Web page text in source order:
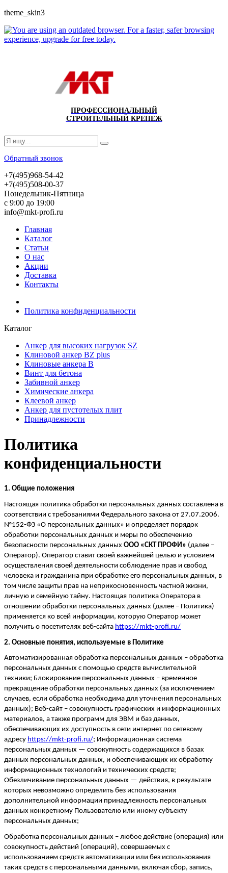
theme_skin3
ПРОФЕССИОНАЛЬНЫЙ
СТРОИТЕЛЬНЫЙ КРЕПЕЖ
Обратный звонок
+7(495)968-54-42
+7(495)508-00-37
Понедельник-Пятница
с 9:00 до 19:00
info@mkt-profi.ru
Главная
Каталог
Статьи
О нас
Акции
Доставка
Контакты
Политика конфиденциальности
Каталог
Анкер для высоких нагрузок SZ
Клиновой анкер BZ plus
Клиновые анкера В
Винт для бетона
Забивной анкер
Химические анкера
Клеевой анкер
Анкеp для пустотелых плит
Принадлежности
Политика
конфиденциальности
1. Общие положения
Настоящая политика обработки персональных данных составлена в
соответствии с требованиями Федерального закона от 27.07.2006.
№152-ФЗ «О персональных данных» и определяет порядок
обработки персональных данных и меры по обеспечению
безопасности персональных данных ООО «СКТ ПРОФИ» (далее –
Оператор). Оператор ставит своей важнейшей целью и условием
осуществления своей деятельности соблюдение прав и свобод
человека и гражданина при обработке его персональных данных, в
том числе защиты прав на неприкосновенность частной жизни,
личную и семейную тайну. Настоящая политика Оператора в
отношении обработки персональных данных (далее – Политика)
применяется ко всей информации, которую Оператор может
получить о посетителях веб-сайта https://mkt-profi.ru/
2. Основные понятия, используемые в Политике
Автоматизированная обработка персональных данных – обработка
персональных данных с помощью средств вычислительной
техники; Блокирование персональных данных – временное
прекращение обработки персональных данных (за исключением
случаев, если обработка необходима для уточнения персональных
данных); Веб-сайт – совокупность графических и информационных
материалов, а также программ для ЭВМ и баз данных,
обеспечивающих их доступность в сети интернет по сетевому
адресу https://mkt-profi.ru/; Информационная система
персональных данных — совокупность содержащихся в базах
данных персональных данных, и обеспечивающих их обработку
информационных технологий и технических средств;
Обезличивание персональных данных — действия, в результате
которых невозможно определить без использования
дополнительной информации принадлежность персональных
данных конкретному Пользователю или иному субъекту
персональных данных;
Обработка персональных данных – любое действие (операция) или
совокупность действий (операций), совершаемых с
использованием средств автоматизации или без использования
таких средств с персональными данными, включая сбор, запись,